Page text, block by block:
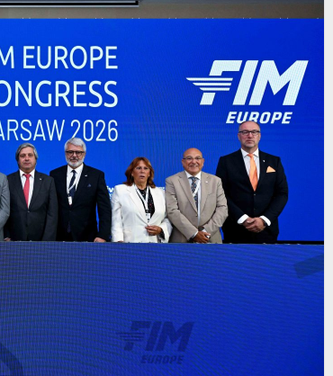
La Federazione Motociclistica
Italiana rilancia il progetto di
riapertura dell’impianto di
Polcanto
4 Agosto 2026